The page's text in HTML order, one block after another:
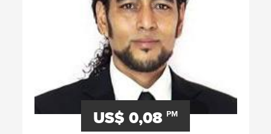
US$ 0,08 PM